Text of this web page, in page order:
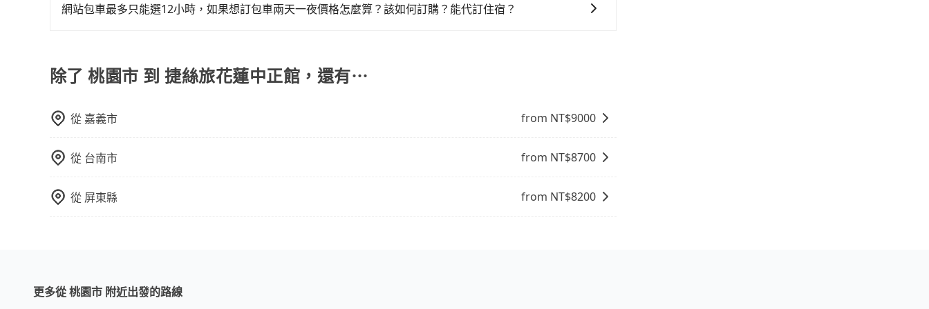
以上巴士，請來信洽詢。
程更加順暢和舒適。」
網站包車最多只能選12小時，如果想訂包車兩天一夜價格怎麼算？該如何訂購？能代訂住宿？
除了 桃園市 到 捷絲旅花蓮中正館，還有⋯
從 嘉義市 from NT$9000
從 台南市 from NT$8700
從 屏東縣 from NT$8200
更多從 桃園市 附近出發的路線